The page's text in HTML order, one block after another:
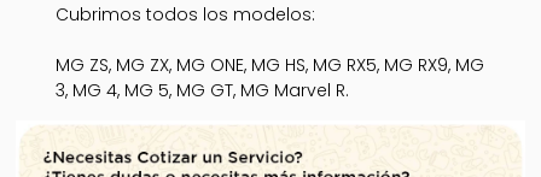
Cubrimos todos los modelos:
MG ZS, MG ZX, MG ONE, MG HS, MG RX5, MG RX9, MG
3, MG 4, MG 5, MG GT, MG Marvel R.